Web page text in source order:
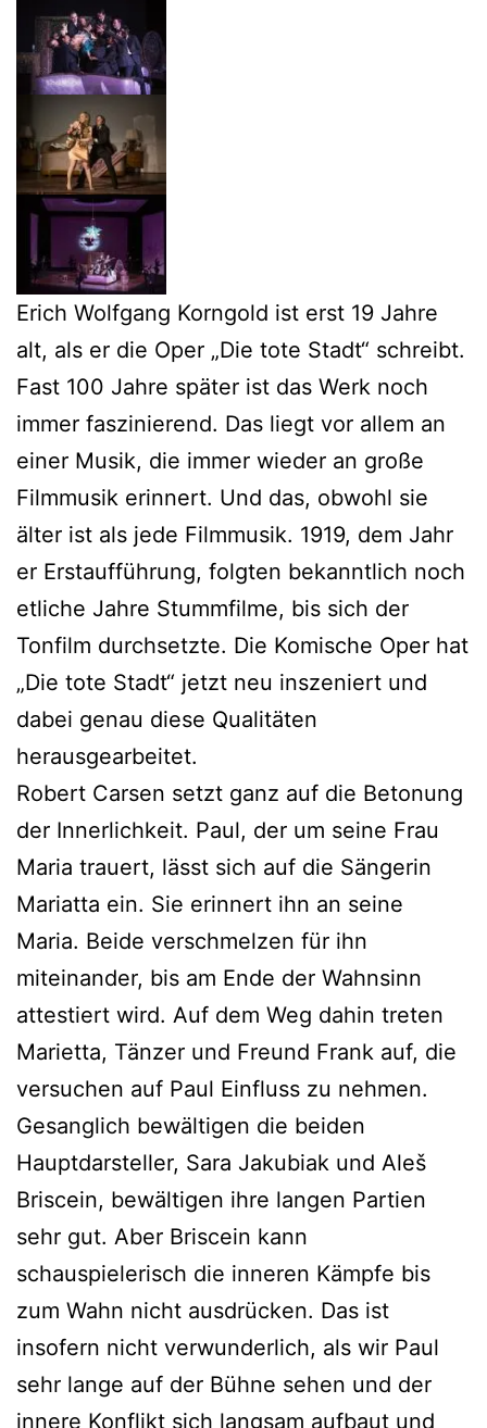
Erich Wolfgang Korngold ist erst 19 Jahre
alt, als er die Oper „Die tote Stadt“ schreibt.
Fast 100 Jahre später ist das Werk noch
immer faszinierend. Das liegt vor allem an
einer Musik, die immer wieder an große
Filmmusik erinnert. Und das, obwohl sie
älter ist als jede Filmmusik. 1919, dem Jahr
er Erstaufführung, folgten bekanntlich noch
etliche Jahre Stummfilme, bis sich der
Tonfilm durchsetzte. Die Komische Oper hat
„Die tote Stadt“ jetzt neu inszeniert und
dabei genau diese Qualitäten
herausgearbeitet.
Robert Carsen setzt ganz auf die Betonung
der Innerlichkeit. Paul, der um seine Frau
Maria trauert, lässt sich auf die Sängerin
Mariatta ein. Sie erinnert ihn an seine
Maria. Beide verschmelzen für ihn
miteinander, bis am Ende der Wahnsinn
attestiert wird. Auf dem Weg dahin treten
Marietta, Tänzer und Freund Frank auf, die
versuchen auf Paul Einfluss zu nehmen.
Gesanglich bewältigen die beiden
Hauptdarsteller, Sara Jakubiak und Aleš
Briscein, bewältigen ihre langen Partien
sehr gut. Aber Briscein kann
schauspielerisch die inneren Kämpfe bis
zum Wahn nicht ausdrücken. Das ist
insofern nicht verwunderlich, als wir Paul
sehr lange auf der Bühne sehen und der
innere Konflikt sich langsam aufbaut und